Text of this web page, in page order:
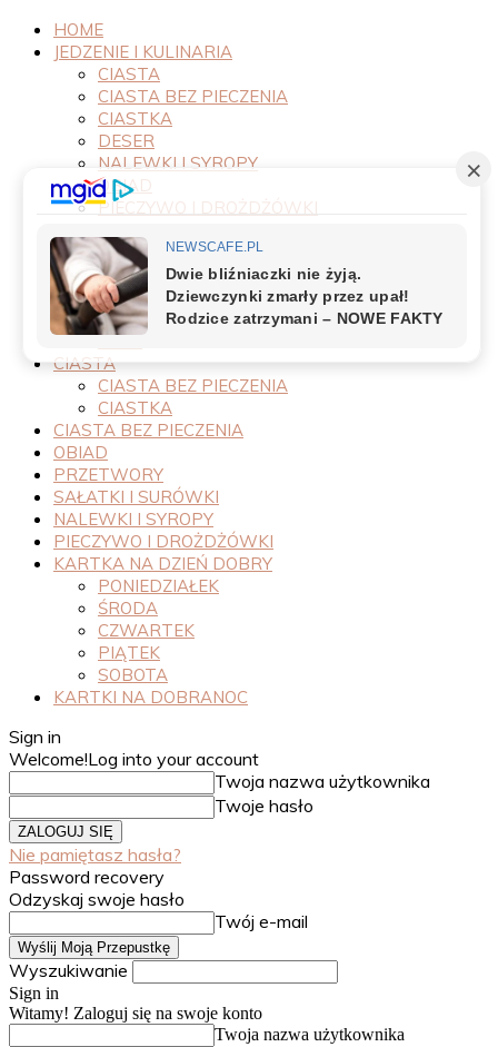
HOME
JEDZENIE I KULINARIA
CIASTA
CIASTA BEZ PIECZENIA
CIASTKA
DESER
NALEWKI I SYROPY
OBIAD
PIECZYWO I DROŻDŻÓWKI
PRZEPISY
PRZETWORY
PRZYSTAWKI
SAŁATKI I SURÓWKI
SOSY
CIASTA
CIASTA BEZ PIECZENIA
CIASTKA
CIASTA BEZ PIECZENIA
OBIAD
PRZETWORY
SAŁATKI I SURÓWKI
NALEWKI I SYROPY
PIECZYWO I DROŻDŻÓWKI
KARTKA NA DZIEŃ DOBRY
PONIEDZIAŁEK
ŚRODA
CZWARTEK
PIĄTEK
SOBOTA
KARTKI NA DOBRANOC
Sign in
Welcome!Log into your account
Twoja nazwa użytkownika
Twoje hasło
Nie pamiętasz hasła?
Password recovery
Odzyskaj swoje hasło
Twój e-mail
Wyszukiwanie
Sign in
Witamy! Zaloguj się na swoje konto
Twoja nazwa użytkownika